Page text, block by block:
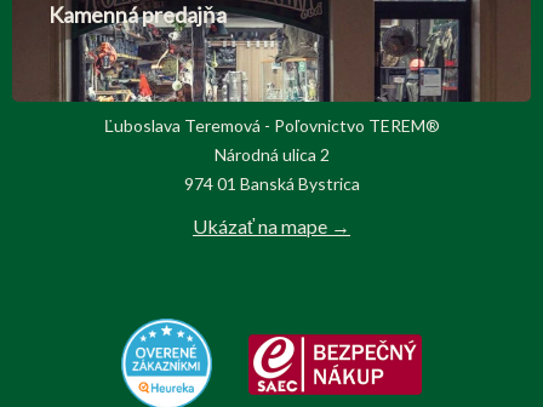
Kamenná predajňa
Ľuboslava Teremová - Poľovnictvo TEREM®
Národná ulica 2
974 01 Banská Bystrica
Ukázať na mape →